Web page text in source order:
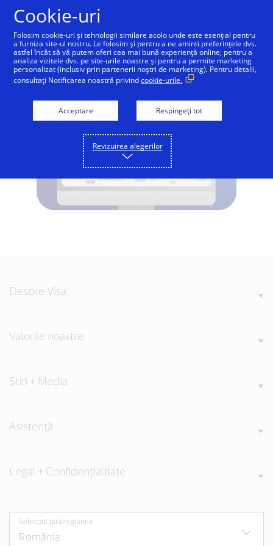
Ce este EMV 3-D Secure?
Despre Visa
Valorile noastre
Știri + Media
Asistență
Legal + Confidențialitate
Selectați țara/regiunea
Cookie-uri
Folosim cookie-uri și tehnologii similare acolo unde este esențial pentru
a furniza site-ul nostru. Le folosim și pentru a ne aminti preferințele dvs.
astfel încât să vă putem oferi cea mai bună experiență online, pentru a
analiza vizitele dvs. pe site-urile noastre și pentru a permite marketing
personalizat (inclusiv prin partenerii noștri de marketing). Pentru detalii,
consultați Notificarea noastră privindcookie-urile.
Acceptare Respingeți tot
Revizuirea alegerilor